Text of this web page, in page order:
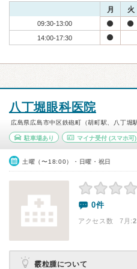
月 火
09:30-13:00
14:00-17:30
八丁堀眼科医院
広島県広島市中区鉄砲町（胡町駅、八丁堀
駐車場あり マイナ受付(スマホ可)
土曜（〜18:00）・日曜・祝日
0件
アクセス数 7月:
霰粒腫について